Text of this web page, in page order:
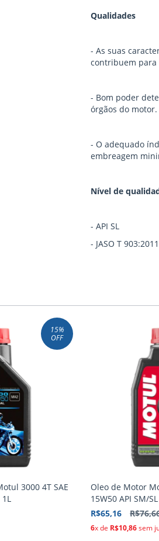
Qualidades
- As suas
contribuem para
- Bom poder
órgãos do motor.
- O adequado
embreagem
Nível de
- API SL
- JASO T
15%
OFF
3000 4T SAE
Oleo de Motor
15W50 API SM/
R$65,16
6x de R$10,86sem